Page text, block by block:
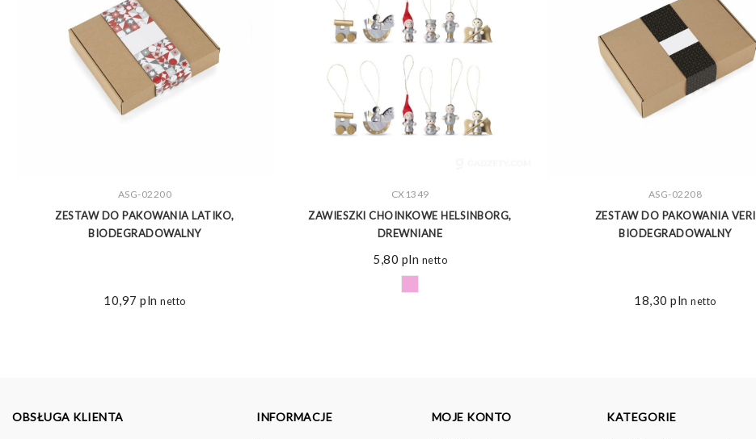
ZOBACZ WIĘCEJ
ASG-02200
ZESTAW DO PAKOWANIA LATIKO,
BIODEGRADOWALNY
10,97pln netto
ZOBACZ WIĘCEJ
CX1349
ZAWIESZKI CHOINKOWE HELSINBORG,
DREWNIANE
5,80 pln netto
ZOBACZ WIĘCEJ
ASG-02208
ZESTAW DO PAKOWANIA VERI
BIODEGRADOWALNY
18,30pln netto
OBSŁUGA KLIENTA INFORMACJE MOJE KONTO KATEGORIE